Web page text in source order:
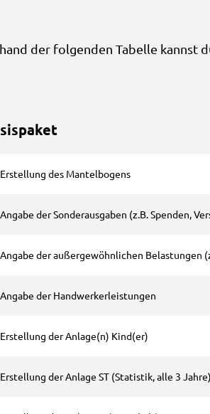
der folgenden Tabelle kannst
Erstellung des Mantelbogens
Angabe der Sonderausgaben (z.B. Spenden,
Angabe der außergewöhnlichen Belastungen
Angabe der Handwerkerleistungen
Erstellung der Anlage(n) Kind(er)
Erstellung der Anlage ST (Statistik, alle 3